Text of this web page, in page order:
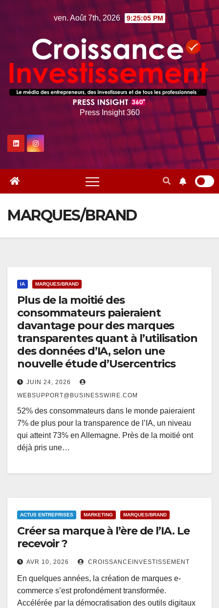
ven. Août 7th, 2026 9:25:06 PM
Press Insight 360
MARQUES/BRAND
IA MARQUES/BRAND
Plus de la moitié des
consommateurs paieraient
davantage pour des marques
transparentes quant à l’utilisation
des données d’IA, selon une
nouvelle étude d’Usercentrics
JUIN 24, 2026
WEBSUPPORT@BUSINESSWIRE.COM
52% des consommateurs dans le monde paieraient
7% de plus pour la transparence de l’IA, un niveau
qui atteint 73% en Allemagne. Près de la moitié ont
déjà pris une…
ACTUS ENTREPRISES MARKETING MARQUES/BRAND
Créer sa marque à l’ère de l’IA. Le
recevoir ?
AVR 10, 2026 CROISSANCEINVESTISSEMENT
En quelques années, la création de marques e-
commerce s’est profondément transformée.
Accélérée par la démocratisation des outils digitaux